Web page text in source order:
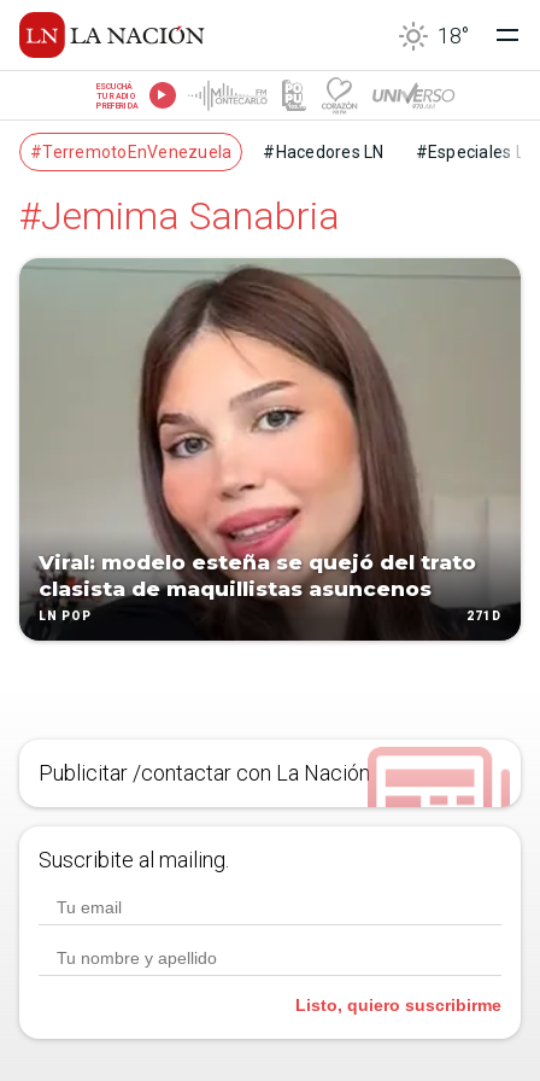
18°
ESCUCHÁ
TU RADIO
PREFERIDA
#TerremotoEnVenezuela #Hacedores LN #Especiales LN
#Jemima Sanabria
Viral: modelo esteña se quejó del trato
clasista de maquillistas asuncenos
LN POP 271D
Publicitar /contactar con La Nación
Suscribite al mailing.
Listo, quiero suscribirme